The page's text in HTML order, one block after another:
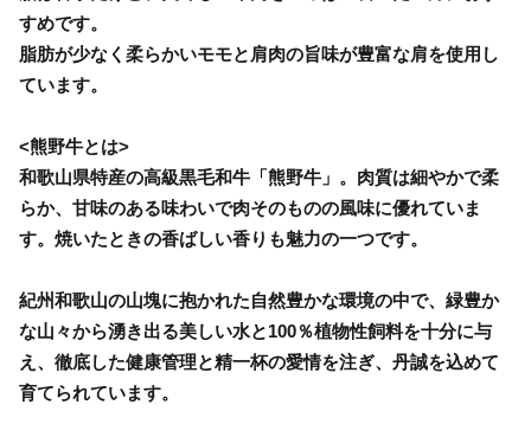
すめです。
脂肪が少なく柔らかいモモと肩肉の旨味が豊富な肩を使用し
ています。
<熊野牛とは>
和歌山県特産の高級黒毛和牛「熊野牛」。肉質は細やかで柔
らか、甘味のある味わいで肉そのものの風味に優れていま
す。焼いたときの香ばしい香りも魅力の一つです。
紀州和歌山の山塊に抱かれた自然豊かな環境の中で、緑豊か
な山々から湧き出る美しい水と100％植物性飼料を十分に与
え、徹底した健康管理と精一杯の愛情を注ぎ、丹誠を込めて
育てられています。